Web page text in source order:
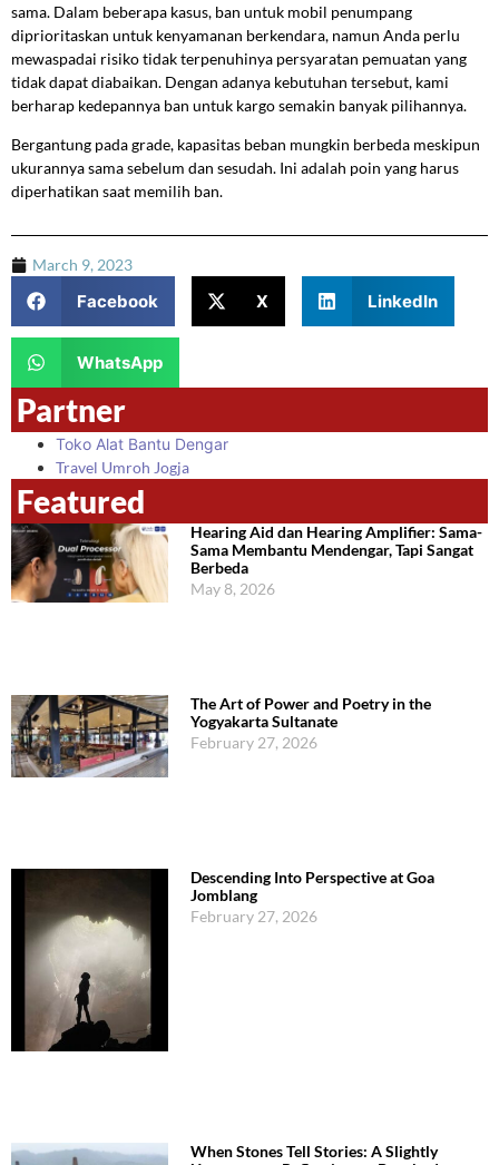
sama. Dalam beberapa kasus, ban untuk mobil penumpang
diprioritaskan untuk kenyamanan berkendara, namun Anda perlu
mewaspadai risiko tidak terpenuhinya persyaratan pemuatan yang
tidak dapat diabaikan. Dengan adanya kebutuhan tersebut, kami
berharap kedepannya ban untuk kargo semakin banyak pilihannya.
Bergantung pada grade, kapasitas beban mungkin berbeda meskipun
ukurannya sama sebelum dan sesudah. Ini adalah poin yang harus
diperhatikan saat memilih ban.
March 9, 2023
Facebook X LinkedIn
WhatsApp
Partner
Toko Alat Bantu Dengar
Travel Umroh Jogja
Featured
Hearing Aid dan Hearing Amplifier: Sama-
Sama Membantu Mendengar, Tapi Sangat
Berbeda
May 8, 2026
The Art of Power and Poetry in the
Yogyakarta Sultanate
February 27, 2026
Descending Into Perspective at Goa
Jomblang
February 27, 2026
When Stones Tell Stories: A Slightly